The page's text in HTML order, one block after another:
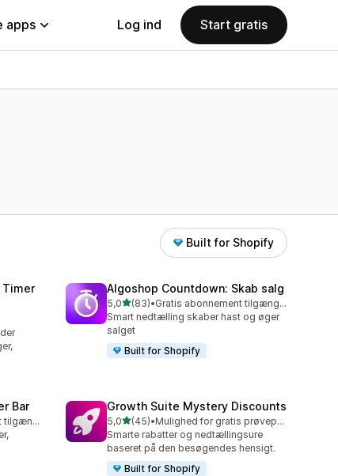
apps Log ind Start gratis
Built for Shopify
Timer
Algoshop Countdown: Skab salg
5,0ud af 5 stjerner
(83)
83 anmeldelser i alt
•
Gratis abonnement tilgængeligt
Smart nedtælling skaber hast og øger
salget
Built for Shopify
Bar
Gratis abonnement tilgængeligt
Growth Suite Mystery Discounts
5,0ud af 5 stjerner
(45)
45 anmeldelser i alt
•
Mulighed for gratis prøveperiode
Smarte rabatter og nedtællingsure
baseret på den besøgendes hensigt.
Built for Shopify